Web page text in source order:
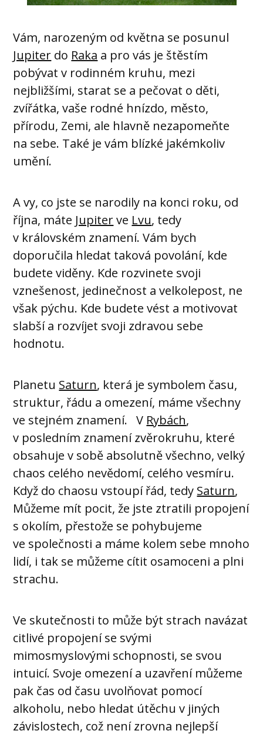
Vám, narozeným od května se posunul
Jupiter do Raka a pro vás je štěstím
pobývat v rodinném kruhu, mezi
nejbližšími, starat se a pečovat o děti,
zvířátka, vaše rodné hnízdo, město,
přírodu, Zemi, ale hlavně nezapomeňte
na sebe. Také je vám blízké jakémkoliv
umění.
A vy, co jste se narodily na konci roku, od
října, máte Jupiterve Lvu, tedy
v královském znamení. Vám bych
doporučila hledat taková povolání, kde
budete viděny. Kde rozvinete svoji
vznešenost, jedinečnost a velkolepost, ne
však pýchu. Kde budete vést a motivovat
slabší a rozvíjet svoji zdravou sebe
hodnotu.
Planetu Saturn, která je symbolem času,
struktur, řádu a omezení, máme všechny
ve stejném znamení. V Rybách,
v posledním znamení zvěrokruhu, které
obsahuje v sobě absolutně všechno, velký
chaos celého nevědomí, celého vesmíru.
Když do chaosu vstoupí řád, tedy Saturn,
Můžeme mít pocit, že jste ztratili propojení
s okolím, přestože se pohybujeme
ve společnosti a máme kolem sebe mnoho
lidí, i tak se můžeme cítit osamoceni a plni
strachu.
Ve skutečnosti to může být strach navázat
citlivé propojení se svými
mimosmyslovými schopnosti, se svou
intuicí. Svoje omezení a uzavření můžeme
pak čas od času uvolňovat pomocí
alkoholu, nebo hledat útěchu v jiných
závislostech, což není zrovna nejlepší